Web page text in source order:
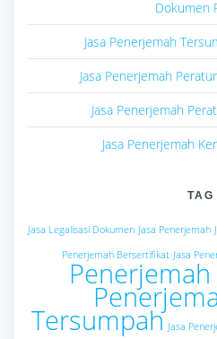
Dokumen
Jasa Penerjemah
Jasa Penerjemah
Jasa Penerjemah
Jasa Penerjemah
TAG
Jasa Legalisasi Dokumen Jasa Penerjemah
Penerjemah Bersertifikat Jasa
Penerjemah
Tersumpah Jasa